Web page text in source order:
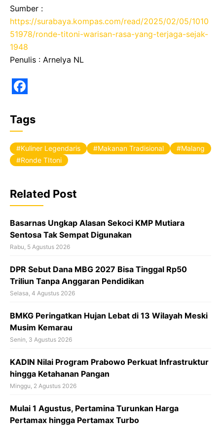
Sumber :
https://surabaya.kompas.com/read/2025/02/05/1010
51978/ronde-titoni-warisan-rasa-yang-terjaga-sejak-
1948
Penulis : Arnelya NL
a
c
e
b
o
k
Tags
Kuliner Legendaris Makanan Tradisional
Malang
Ronde TItoni
Related Post
Basarnas Ungkap Alasan Sekoci KMP Mutiara
Sentosa Tak Sempat Digunakan
Rabu, 5 Agustus 2026
DPR Sebut Dana MBG 2027 Bisa Tinggal Rp50
Triliun Tanpa Anggaran Pendidikan
Selasa, 4 Agustus 2026
BMKG Peringatkan Hujan Lebat di 13 Wilayah Meski
Musim Kemarau
Senin, 3 Agustus 2026
KADIN Nilai Program Prabowo Perkuat Infrastruktur
hingga Ketahanan Pangan
Minggu, 2 Agustus 2026
Mulai 1 Agustus, Pertamina Turunkan Harga
Pertamax hingga Pertamax Turbo